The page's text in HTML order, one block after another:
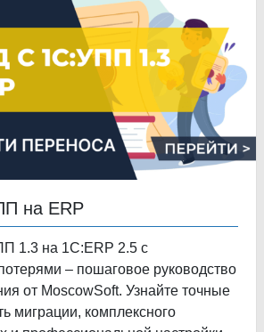
на ERP
1.3 на 1С:ERP 2.5 с
– пошаговое руководство
от MoscowSoft. Узнайте точные
миграции, комплексного